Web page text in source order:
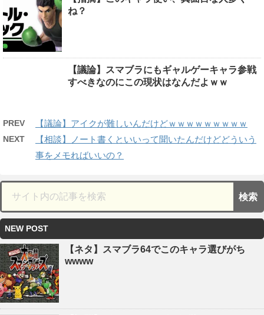
ね？
【議論】スマブラにもギャルゲーキャラ参戦
すべきなのにこの現状はなんだよｗｗ
PREV 【議論】アイクが難しいんだけどｗｗｗｗｗｗｗｗｗ
NEXT
【相談】ノート書くといいって聞いたんだけどどういう
事をメモればいいの？
NEW POST
【ネタ】スマブラ64でこのキャラ選びがち
wwww